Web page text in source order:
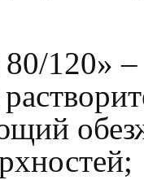
120» –